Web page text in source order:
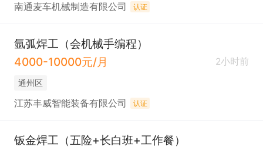
南通麦车机械制造有限公司 认证
氩弧焊工（会机械手编程）
4000-10000元/月
2小时前
通州区
江苏丰威智能装备有限公司 认证
钣金焊工（五险+长白班+工作餐）